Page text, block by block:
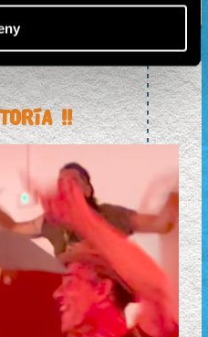
!!